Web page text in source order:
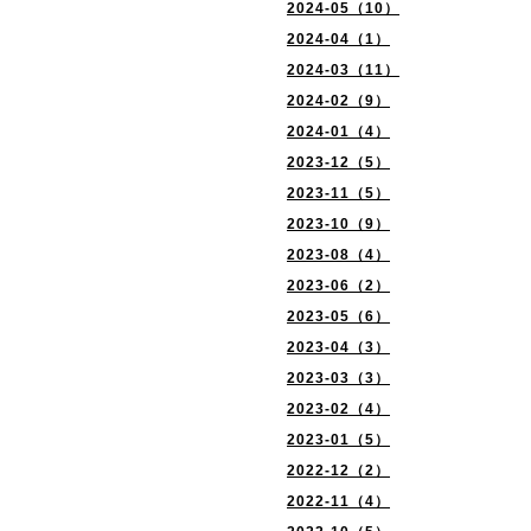
2024-05（10）
2024-04（1）
2024-03（11）
2024-02（9）
2024-01（4）
2023-12（5）
2023-11（5）
2023-10（9）
2023-08（4）
2023-06（2）
2023-05（6）
2023-04（3）
2023-03（3）
2023-02（4）
2023-01（5）
2022-12（2）
2022-11（4）